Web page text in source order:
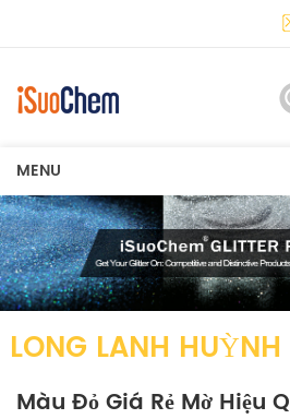
MENU
LONG LANH
Màu Đỏ Giá Rẻ Mờ Hiệu